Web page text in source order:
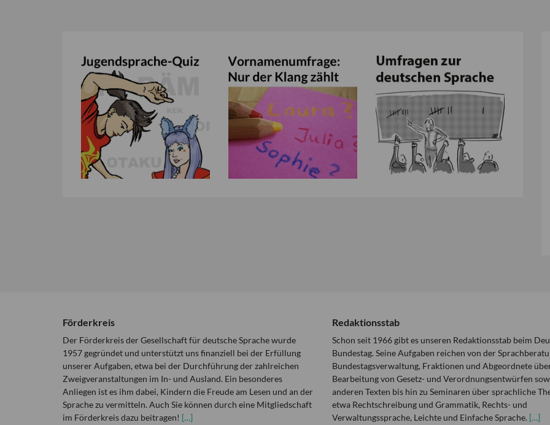
Förderkreis
Der Förderkreis der Gesellschaft für deutsche Sprache wurde
1957 gegründet und unterstützt uns finanziell bei der Erfüllung
unserer Aufgaben, etwa bei der Durchführung der zahlreichen
Zweigveranstaltungen im In- und Ausland. Ein besonderes
Anliegen ist es ihm dabei, Kindern die Freude am Lesen und an der
Sprache zu vermitteln. Auch Sie können durch eine Mitgliedschaft
im Förderkreis dazu beitragen! […]
Redaktionsstab
Schon seit 1966 gibt es unseren Redaktionsstab beim
Bundestag. Seine Aufgaben reichen von der
Bundestagsverwaltung, Fraktionen und Abgeordnete
Bearbeitung von Gesetz- und Verordnungsentwürfen
anderen Texten bis hin zu Seminaren über sprachliche
etwa Rechtschreibung und Grammatik, Rechts- und
Verwaltungssprache, Leichte und Einfache Sprache. […]